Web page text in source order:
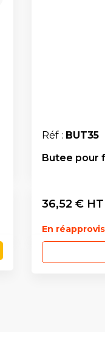
Réf : BUT35
Butee pour
36,52 €
En